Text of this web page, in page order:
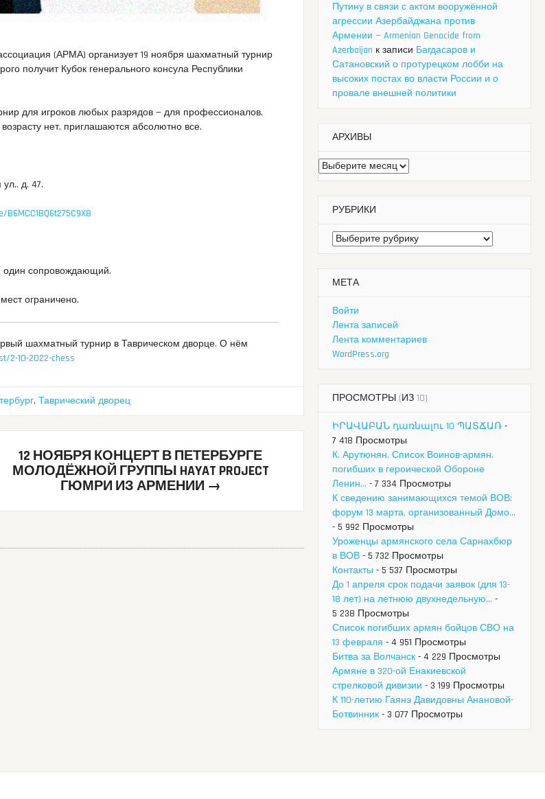
(АРМА) организует 19 ноября шахматный турнир
получит Кубок генерального консула Республики
для игроков любых разрядов — для профессионалов,
нет, приглашаются абсолютно все.
д. 47.
один сопровождающий.
ограничено.
шахматный турнир в Таврическом дворце. О нём
2-10-2022-chess
, Таврический дворец
12 НОЯБРЯ КОНЦЕРТ В ПЕТЕРБУРГЕ
МОЛОДЁЖНОЙ ГРУППЫ HAYAT PROJECT
ГЮМРИ ИЗ АРМЕНИИ →
Путину в связи с актом вооружённой
агрессии Азербайджана против
Армении — Armenian Genocide from
Azerbaijan к записи Багдасаров и
Сатановский о протурецком лобби на
высоких постах во власти России и о
провале внешней политики
АРХИВЫ
Архивы
РУБРИКИ
Рубрики
МЕТА
Войти
Лента записей
Лента комментариев
WordPress.org
ПРОСМОТРЫ (ИЗ 10)
ԻՐԱՎԱԲԱՆ դառնալու 10 ՊԱՏՃԱՌ -
7 418 Просмотры
К. Арутюнян. Список Воинов-армян,
погибших в героической Обороне
Ленин... - 7 334 Просмотры
К сведению занимающихся темой ВОВ:
форум 13 марта, организованный Домо...
- 5 992 Просмотры
Уроженцы армянского села Сарнахбюр
в ВОВ - 5 732 Просмотры
Контакты - 5 537 Просмотры
До 1 апреля срок подачи заявок (для 13-
18 лет) на летнюю двухнедельную... -
5 238 Просмотры
Список погибших армян бойцов СВО на
13 февраля - 4 951 Просмотры
Битва за Волчанск - 4 229 Просмотры
Армяне в 320-ой Енакиевской
стрелковой дивизии - 3 199 Просмотры
К 110-летию Гаянэ Давидовны Анановой-
Ботвинник - 3 077 Просмотры